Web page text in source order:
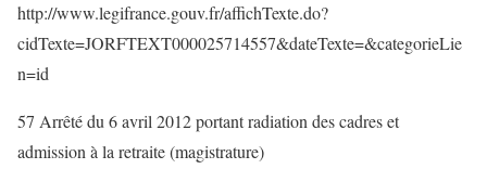
http://www.legifrance.gouv.fr/affichTexte.do?
cidTexte=JORFTEXT000025714557&dateTexte=&categorieLie
n=id
57 Arrêté du 6 avril 2012 portant radiation des cadres et
admission à la retraite (magistrature)